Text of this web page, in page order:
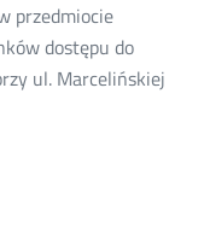
przedmiocie
dostępu do
ul. Marcelińskiej